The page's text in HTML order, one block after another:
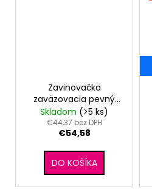
Zavinovačka
zaväzovacia pevný
chrbát ANGEL -
Outlast® - staroružová
kvietky
Skladom (>5 ks)
€44,37 bez DPH
€54,58
DO KOŠÍKA